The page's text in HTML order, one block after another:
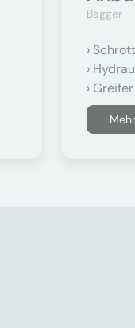
Bagger
Greifer